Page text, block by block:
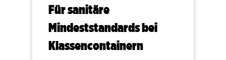
Für sanitäre
Mindeststandards bei
Klassencontainern